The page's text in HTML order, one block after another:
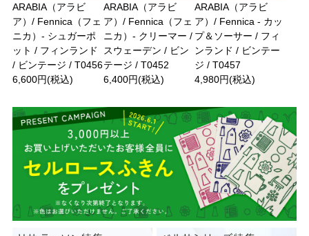
ARABIA（アラビ
ア）/ Fennica（フェ
ニカ）- シュガーポ
ット / フィンランド
/ ビンテージ / T0456
6,600円(税込)
ARABIA（アラビ
ア）/ Fennica（フェ
ニカ）- クリーマー /
スウェーデン / ビン
テージ / T0452
6,400円(税込)
ARABIA（アラビ
ア）/ Fennica - カッ
プ＆ソーサー / フィ
ンランド / ビンテー
ジ / T0457
4,980円(税込)